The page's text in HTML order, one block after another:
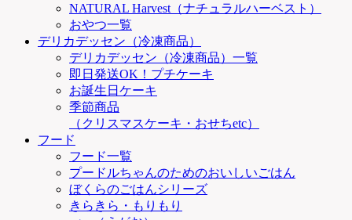
NATURAL Harvest（ナチュラルハーベスト）
おやつ一覧
デリカデッセン（冷凍商品）
デリカデッセン（冷凍商品）一覧
即日発送OK！プチケーキ
お誕生日ケーキ
季節商品
（クリスマスケーキ・おせちetc）
フード
フード一覧
プードルちゃんのためのおいしいごはん
ぼくらのごはんシリーズ
きらきら・もりもり